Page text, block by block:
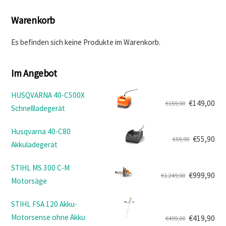
Warenkorb
Es befinden sich keine Produkte im Warenkorb.
Im Angebot
HUSQVARNA 40-C500X
Schnellladegerät
€159,00
Ursprünglicher
war:
€159,00
€149,00
Aktueller
ist:
€149,00.
Husqvarna 40-C80
Akkuladegerät
€59,90
Ursprünglicher
war:
€59,90
€55,90
Aktueller
ist:
€55,90.
STIHL MS 300 C-M
Motorsäge
€1.249,00
Ursprünglicher
war:
€1.249,00
€999,90
Aktueller
ist:
€999,90.
STIHL FSA 120 Akku-
Motorsense ohne Akku
€499,00 €419,90